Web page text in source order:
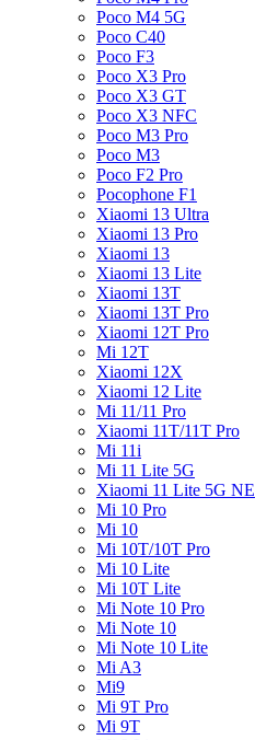
Poco M4 5G
Poco C40
Poco F3
Poco X3 Pro
Poco X3 GT
Poco X3 NFC
Poco M3 Pro
Poco M3
Poco F2 Pro
Pocophone F1
Xiaomi 13 Ultra
Xiaomi 13 Pro
Xiaomi 13
Xiaomi 13 Lite
Xiaomi 13T
Xiaomi 13T Pro
Xiaomi 12T Pro
Mi 12T
Xiaomi 12X
Xiaomi 12 Lite
Mi 11/11 Pro
Xiaomi 11T/11T Pro
Mi 11i
Mi 11 Lite 5G
Xiaomi 11 Lite 5G NE
Mi 10 Pro
Mi 10
Mi 10T/10T Pro
Mi 10 Lite
Mi 10T Lite
Mi Note 10 Pro
Mi Note 10
Mi Note 10 Lite
Mi A3
Mi9
Mi 9T Pro
Mi 9T